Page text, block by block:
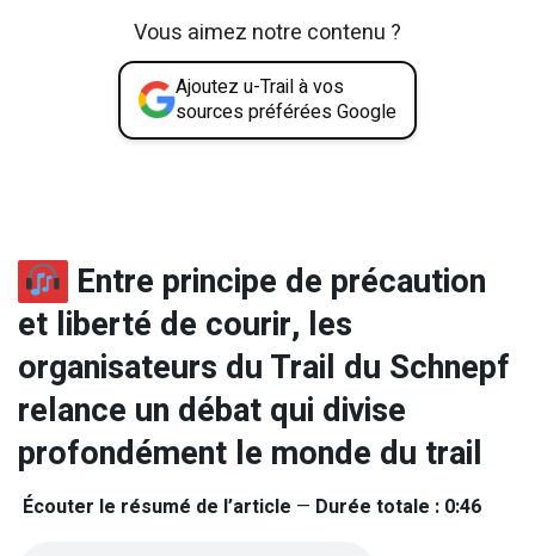
Vous aimez notre contenu ?
Ajoutez u-Trail à vos
sources préférées Google
Entre principe de précaution
et liberté de courir, les
organisateurs du Trail du Schnepf
relance un débat qui divise
profondément le monde du trail
Écouter le résumé de l’article — Durée totale : 0:46